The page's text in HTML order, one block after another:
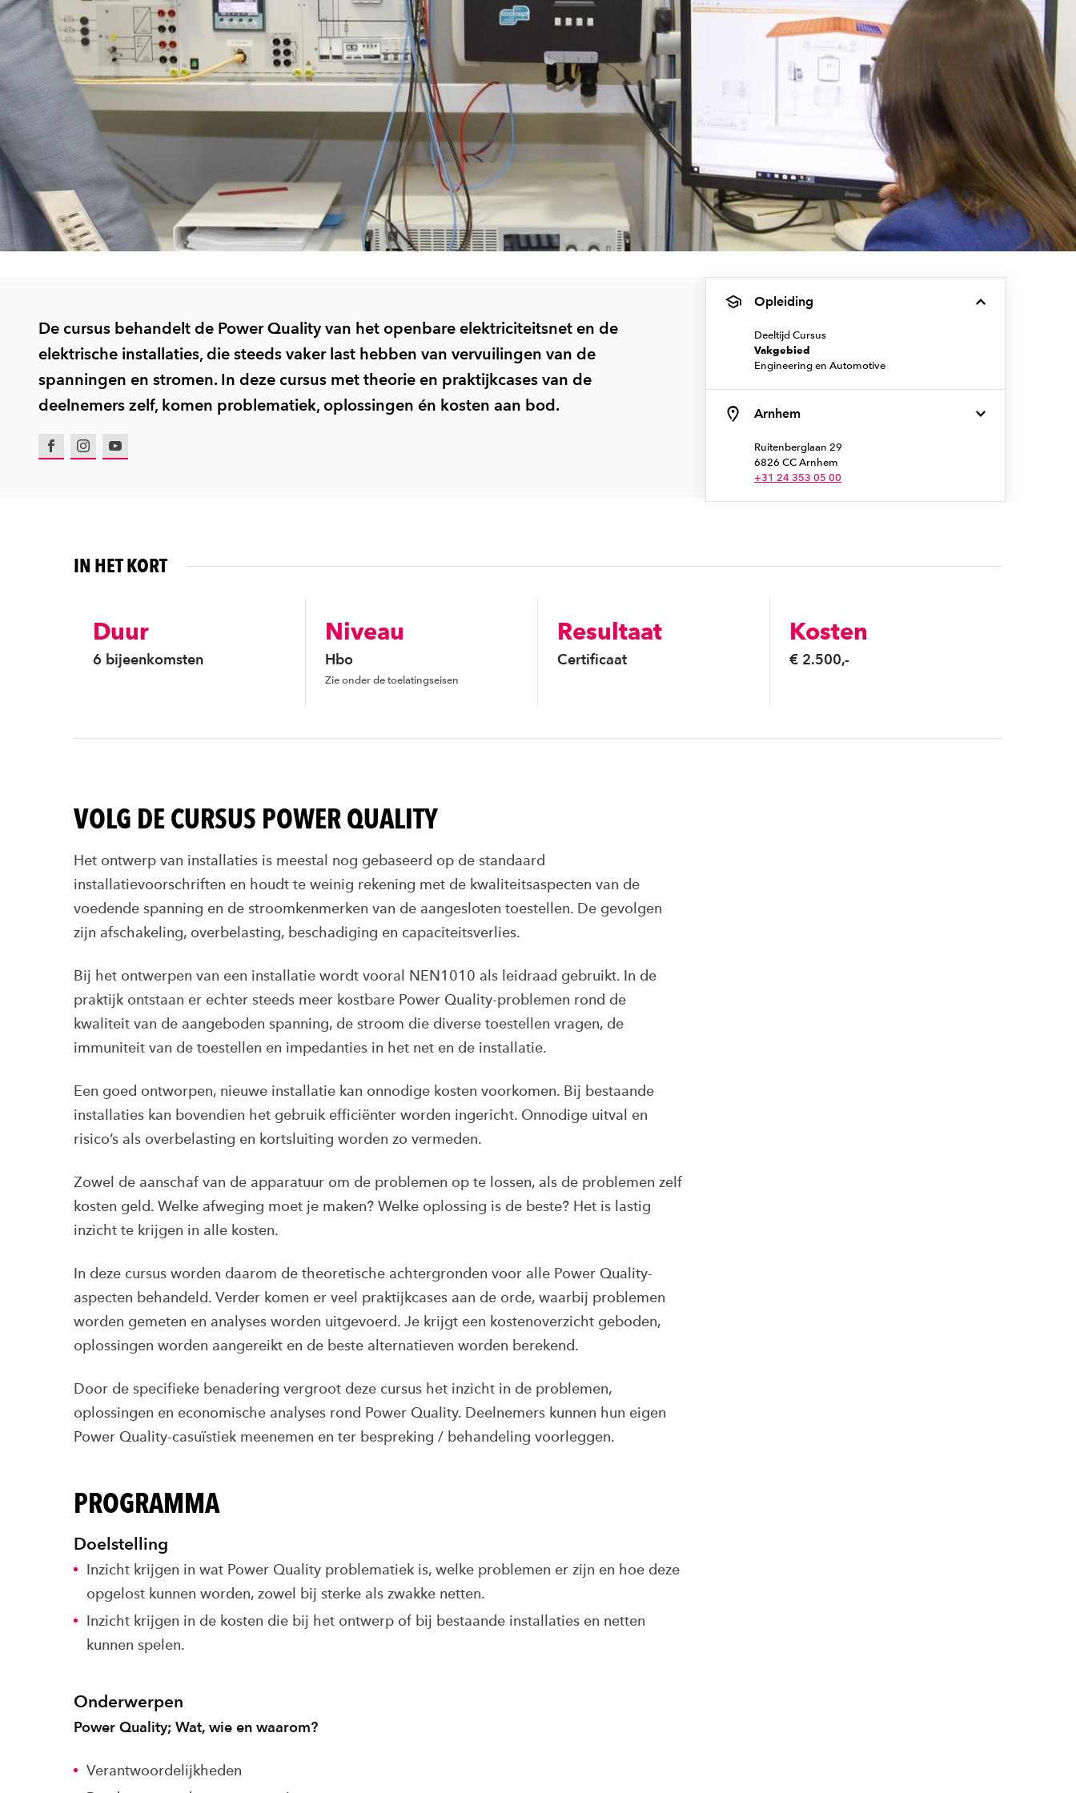
De cursus behandelt de Power Quality van het openbare elektriciteitsnet en de
elektrische installaties, die steeds vaker last hebben van vervuilingen van de
spanningen en stromen. In deze cursus met theorie en praktijkcases van de
deelnemers zelf, komen problematiek, oplossingen én kosten aan bod.
FacebookInstagramYoutube
Opleiding
Deeltijd Cursus
Vakgebied
Engineering en Automotive
Arnhem
Ruitenberglaan 29
6826 CC Arnhem
+31 24 353 05 00
IN HET KORT
Duur
6 bijeenkomsten
Niveau
Hbo
Zie onder de toelatingseisen
Resultaat
Certificaat
Kosten
€ 2.500,-
VOLG DE CURSUS POWER QUALITY
Het ontwerp van installaties is meestal nog gebaseerd op de standaard
installatievoorschriften en houdt te weinig rekening met de kwaliteitsaspecten van de
voedende spanning en de stroomkenmerken van de aangesloten toestellen. De gevolgen
zijn afschakeling, overbelasting, beschadiging en capaciteitsverlies.
Bij het ontwerpen van een installatie wordt vooral NEN1010 als leidraad gebruikt. In de
praktijk ontstaan er echter steeds meer kostbare Power Quality-problemen rond de
kwaliteit van de aangeboden spanning, de stroom die diverse toestellen vragen, de
immuniteit van de toestellen en impedanties in het net en de installatie.
Een goed ontworpen, nieuwe installatie kan onnodige kosten voorkomen. Bij bestaande
installaties kan bovendien het gebruik efficiënter worden ingericht. Onnodige uitval en
risico’s als overbelasting en kortsluiting worden zo vermeden.
Zowel de aanschaf van de apparatuur om de problemen op te lossen, als de problemen zelf
kosten geld. Welke afweging moet je maken? Welke oplossing is de beste? Het is lastig
inzicht te krijgen in alle kosten.
In deze cursus worden daarom de theoretische achtergronden voor alle Power Quality-
aspecten behandeld. Verder komen er veel praktijkcases aan de orde, waarbij problemen
worden gemeten en analyses worden uitgevoerd. Je krijgt een kostenoverzicht geboden,
oplossingen worden aangereikt en de beste alternatieven worden berekend.
Door de specifieke benadering vergroot deze cursus het inzicht in de problemen,
oplossingen en economische analyses rond Power Quality. Deelnemers kunnen hun eigen
Power Quality-casuïstiek meenemen en ter bespreking / behandeling voorleggen.
PROGRAMMA
Doelstelling
Inzicht krijgen in wat Power Quality problematiek is, welke problemen er zijn en hoe deze
opgelost kunnen worden, zowel bij sterke als zwakke netten.
Inzicht krijgen in de kosten die bij het ontwerp of bij bestaande installaties en netten
kunnen spelen.
Onderwerpen
Power Quality; Wat, wie en waarom?
Verantwoordelijkheden